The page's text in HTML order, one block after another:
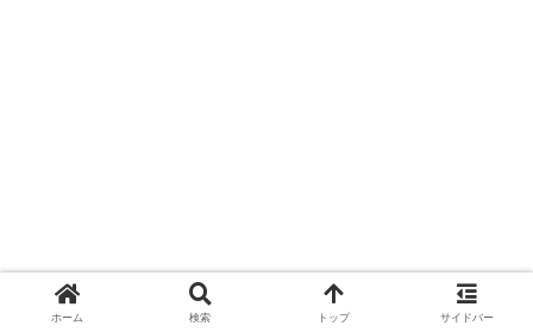
ホーム 検索 トップ サイドバー